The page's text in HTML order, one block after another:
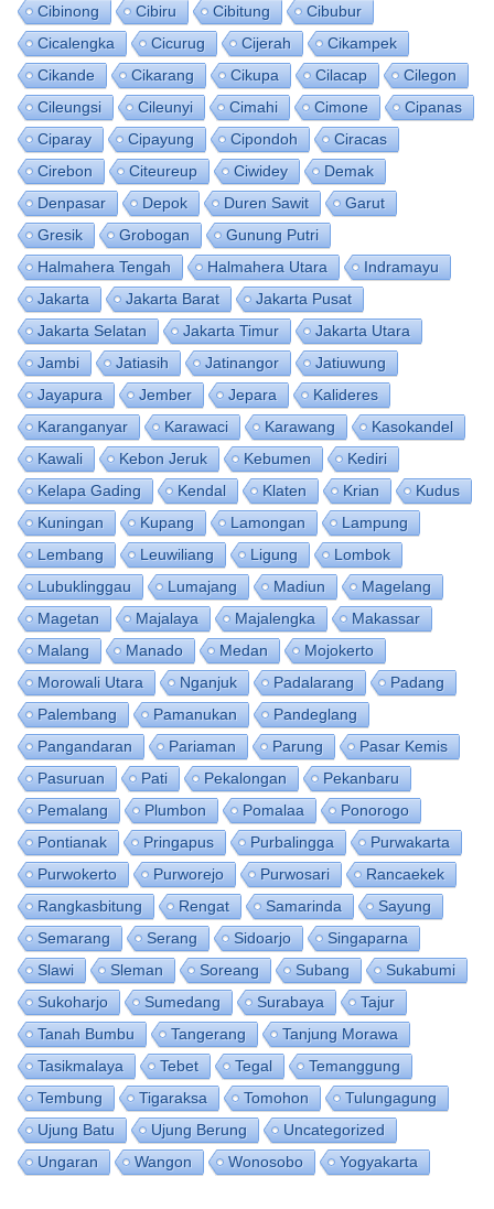
Cibinong
Cibiru Cibitung
Cibubur
Cicalengka
Cicurug Cijerah
Cikampek
Cikande
Cikarang Cikupa Cilacap
Cilegon
Cileungsi
Cileunyi Cimahi Cimone
Cipanas
Ciparay
Cipayung Cipondoh
Ciracas
Cirebon
Citeureup Ciwidey
Demak
Denpasar
Depok Duren Sawit
Garut
Gresik
Grobogan
Gunung Putri
Halmahera Tengah
Halmahera Utara
Indramayu
Jakarta
Jakarta Barat
Jakarta Pusat
Jakarta Selatan
Jakarta Timur
Jakarta Utara
Jambi
Jatiasih Jatinangor
Jatiuwung
Jayapura
Jember Jepara
Kalideres
Karanganyar
Karawaci Karawang
Kasokandel
Kawali
Kebon Jeruk Kebumen
Kediri
Kelapa Gading
Kendal Klaten Krian
Kudus
Kuningan
Kupang Lamongan
Lampung
Lembang
Leuwiliang Ligung
Lombok
Lubuklinggau
Lumajang Madiun
Magelang
Magetan
Majalaya Majalengka
Makassar
Malang
Manado Medan
Mojokerto
Morowali Utara
Nganjuk Padalarang
Padang
Palembang
Pamanukan
Pandeglang
Pangandaran
Pariaman Parung
Pasar Kemis
Pasuruan
Pati Pekalongan
Pekanbaru
Pemalang
Plumbon Pomalaa
Ponorogo
Pontianak
Pringapus Purbalingga
Purwakarta
Purwokerto
Purworejo Purwosari
Rancaekek
Rangkasbitung
Rengat Samarinda
Sayung
Semarang
Serang Sidoarjo
Singaparna
Slawi
Sleman Soreang Subang
Sukabumi
Sukoharjo
Sumedang Surabaya
Tajur
Tanah Bumbu
Tangerang
Tanjung Morawa
Tasikmalaya
Tebet Tegal
Temanggung
Tembung
Tigaraksa Tomohon
Tulungagung
Ujung Batu
Ujung Berung
Uncategorized
Ungaran
Wangon Wonosobo Yogyakarta